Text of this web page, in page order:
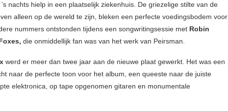
nachts hielp in een plaatselijk ziekenhuis. De griezelige stilte van de
alleen op de wereld te zijn, bleken een perfecte voedingsbodem voor
nummers ontstonden tijdens een songwritingsessie met Robin
die onmiddellijk fan was van het werk van Peirsman.
werd er meer dan twee jaar aan de nieuwe plaat gewerkt. Het was een
naar de perfecte toon voor het album, een queeste naar de juiste
elektronica, op tape opgenomen gitaren en monumentale